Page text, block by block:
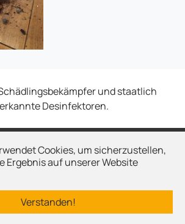
Cookies, um sicherzustellen,
Ergebnis auf unserer Website
Verstanden!
und staatlich
Desinfektoren.